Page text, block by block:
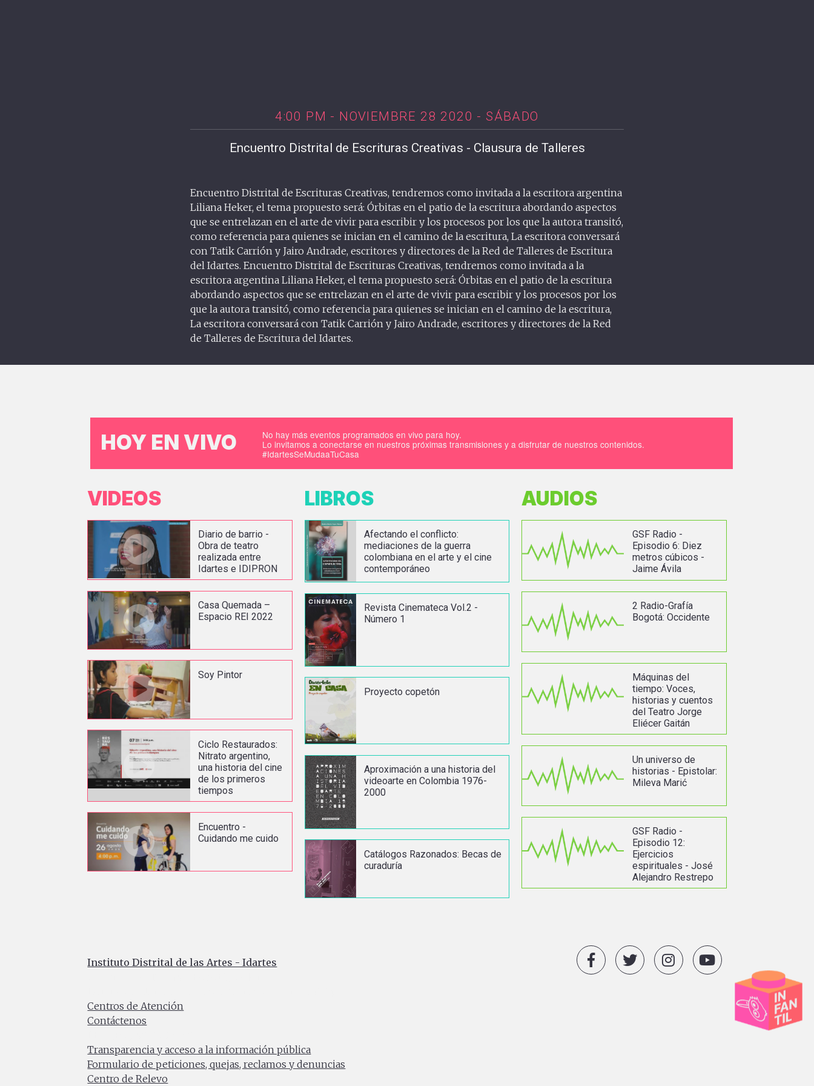
4:00 PM - NOVIEMBRE 28 2020 - SÁBADO
Encuentro Distrital de Escrituras Creativas - Clausura de Talleres
Encuentro Distrital de Escrituras Creativas, tendremos como invitada a la escritora argentina
Liliana Heker, el tema propuesto será: Órbitas en el patio de la escritura abordando aspectos
que se entrelazan en el arte de vivir para escribir y los procesos por los que la autora transitó,
como referencia para quienes se inician en el camino de la escritura, La escritora conversará
con Tatik Carrión y Jairo Andrade, escritores y directores de la Red de Talleres de Escritura
del Idartes. Encuentro Distrital de Escrituras Creativas, tendremos como invitada a la
escritora argentina Liliana Heker, el tema propuesto será: Órbitas en el patio de la escritura
abordando aspectos que se entrelazan en el arte de vivir para escribir y los procesos por los
que la autora transitó, como referencia para quienes se inician en el camino de la escritura,
La escritora conversará con Tatik Carrión y Jairo Andrade, escritores y directores de la Red
de Talleres de Escritura del Idartes.
HOY EN VIVO
No hay más eventos programados en vivo para hoy.
Lo invitamos a conectarse en nuestros próximas transmisiones y a disfrutar de nuestros contenidos.
#IdartesSeMudaaTuCasa
VIDEOS
Diario de barrio -
Obra de teatro
realizada entre
Idartes e IDIPRON
Casa Quemada –
Espacio REI 2022
Soy Pintor
Ciclo Restaurados:
Nitrato argentino,
una historia del cine
de los primeros
tiempos
Encuentro -
Cuidando me cuido
LIBROS
Afectando el conflicto:
mediaciones de la guerra
colombiana en el arte y el cine
contemporáneo
Revista Cinemateca Vol.2 -
Número 1
Proyecto copetón
Aproximación a una historia del
videoarte en Colombia 1976-
2000
Catálogos Razonados: Becas de
curaduría
AUDIOS
GSF Radio -
Episodio 6: Diez
metros cúbicos -
Jaime Ávila
2 Radio-Grafía
Bogotá: Occidente
Máquinas del
tiempo: Voces,
historias y cuentos
del Teatro Jorge
Eliécer Gaitán
Un universo de
historias - Epistolar:
Mileva Marić
GSF Radio -
Episodio 12:
Ejercicios
espirituales - José
Alejandro Restrepo
Instituto Distrital de las Artes - Idartes
Centros de Atención
Contáctenos
Transparencia y acceso a la información pública
Formulario de peticiones, quejas, reclamos y denuncias
Centro de Relevo